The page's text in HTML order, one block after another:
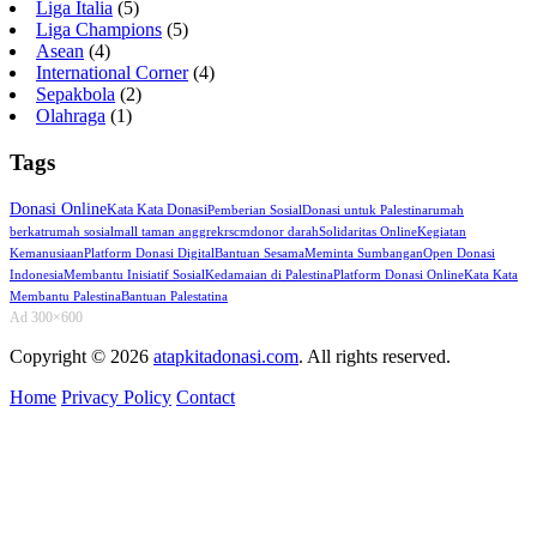
Liga Italia (5)
Liga Champions (5)
Asean (4)
International Corner(4)
Sepakbola (2)
Olahraga (1)
Tags
Donasi OnlineKata Kata DonasiPemberian SosialDonasi untuk Palestinarumah
berkatrumah sosialmall taman anggrekrscmdonor darahSolidaritas OnlineKegiatan
KemanusiaanPlatform Donasi DigitalBantuan SesamaMeminta SumbanganOpen Donasi
IndonesiaMembantu Inisiatif SosialKedamaian di PalestinaPlatform Donasi OnlineKata Kata
Membantu PalestinaBantuan Palestatina
Ad 300×600
Copyright © 2026 atapkitadonasi.com. All rights reserved.
Home Privacy Policy Contact